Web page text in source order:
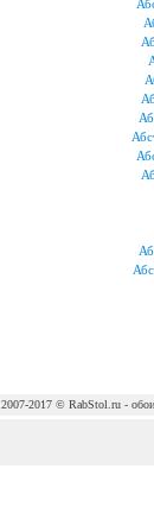
2007-2017 © RabStol.ru - обои